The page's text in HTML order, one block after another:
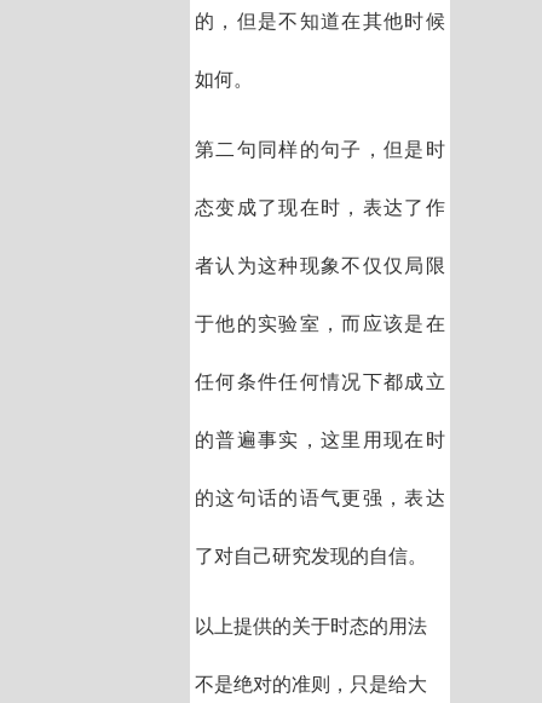
的，但是不知道在其他时候
如何。
第二句同样的句子，但是时
态变成了现在时，表达了作
者认为这种现象不仅仅局限
于他的实验室，而应该是在
任何条件任何情况下都成立
的普遍事实，这里用现在时
的这句话的语气更强，表达
了对自己研究发现的自信。
以上提供的关于时态的用法
不是绝对的准则，只是给大